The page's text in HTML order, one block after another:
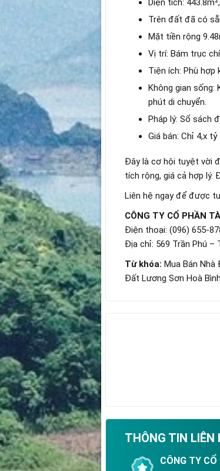
Trên đất đã có
Mặt tiền rộng
Vị trí: Bám trục
Tiện ích: Phù hợp
Không gian sống:
phút di chuyển.
Pháp lý: Sổ sách
Giá bán: Chỉ 4,x
Đây là cơ hội tuyệt vời
tích rộng, giá cả hợp lý.
Liên hệ ngay để được
CÔNG TY CỔ PHẦN
Điện thoại: (096) 655-
Địa chỉ: 569 Trần Phú –
Từ khóa: Mua Bán Nhà
Đất Lương Sơn Hoà
THÔNG TIN LIÊN
CÔNG TY